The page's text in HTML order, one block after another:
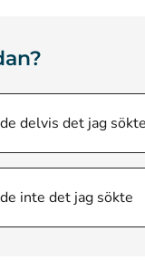
delvis det jag sökte
inte det jag sökte